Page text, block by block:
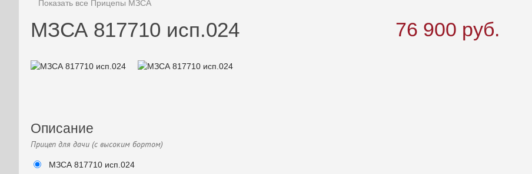
Показать все Прицепы МЗСА
МЗСА 817710 исп.024 76 900 руб.
Описание
Прицеп для дачи (с высоким бортом)
МЗСА 817710 исп.024